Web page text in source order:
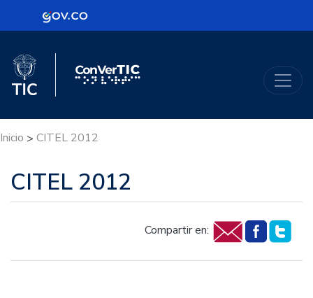
Logo Gobierno de Colombia
Logo del Ministerio TIC
Inicio > CITEL 2012
CITEL 2012
Compartir en: